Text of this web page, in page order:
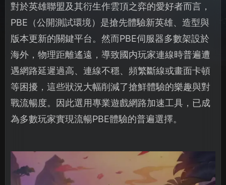
對於英雄聯盟及其衍生作雲頂之弈的愛好者而言，
PBE（公開測試環境）是搶先體驗新英雄、造型與
版本更新的關鍵平台。然而PBE伺服器多數架設於
海外，物理距離遙遠，導致國内玩家連線時普遍遭
遇網路延遲過高、連線不穩、頻繁斷線或畫面卡頓
等困擾，這些狀況大幅削減了搶鮮體驗的樂趣與對
戰流暢度。因此選用專業遊戲網路加速工具，已成
為多數玩家實現流暢PBE體驗的普遍選擇。